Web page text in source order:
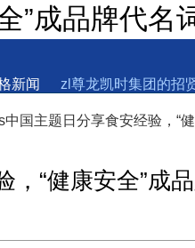
”成品牌代名
新闻 zl尊龙凯时集团的招
国主题日分享食安经验，“
“健康安全”成